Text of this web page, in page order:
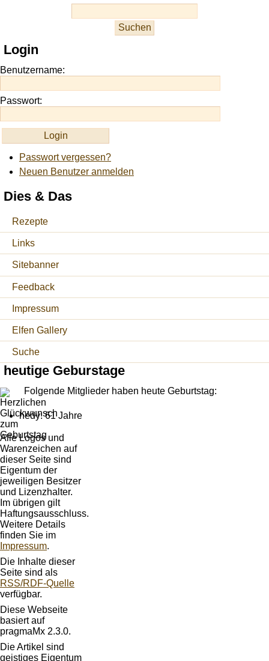
site
https://onlineslots.money/
Login
Benutzername:
Passwort:
Passwort vergessen?
Neuen Benutzer anmelden
Dies & Das
Rezepte
Links
Sitebanner
Feedback
Impressum
Elfen Gallery
Suche
heutige Geburstage
Folgende Mitglieder haben heute Geburtstag:
hedy: 61 Jahre
Alle Logos und
Warenzeichen auf
dieser Seite sind
Eigentum der
jeweiligen Besitzer
und Lizenzhalter.
Im übrigen gilt
Haftungsausschluss.
Weitere Details
finden Sie im
Impressum.
Die Inhalte dieser
Seite sind als
RSS/RDF-Quelle
verfügbar.
Diese Webseite
basiert auf
pragmaMx 2.3.0.
Die Artikel sind
geistiges Eigentum